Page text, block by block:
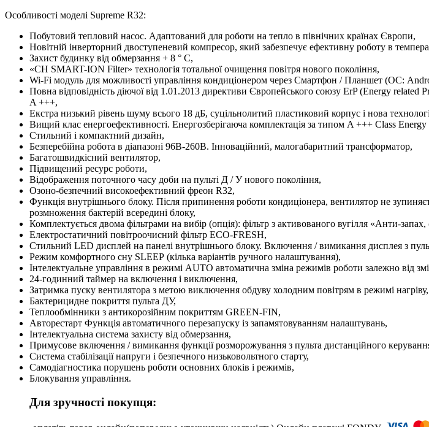
Особливості моделі Supreme R32:
Побутовий тепловий насос. Адаптований для роботи на тепло в північних країнах Європи,
Новітній інверторний двоступеневий компресор, який забезпечує ефективну роботу в
Захист будинку від обмерзання + 8 ° C,
«CH SMART-ION Filter» технологія тотальної очищення повітря нового покоління,
Wi-Fi модуль для можливості управління кондиціонером через Смартфон / Планшет (ОС:
Повна відповідність діючої від 1.01.2013 директиви Європейського союзу ErP (Energy
A +++,
Екстра низький рівень шуму всього 18 дБ, суцільнолитий пластиковий корпус і нова
Вищий клас енергоефективності. Енергозберігаюча комплектація за типом A +++ Class
Стильний і компактний дизайн,
Безперебійна робота в діапазоні 96В-260В. Інноваційний, малогабаритний трансформатор,
Багатошвидкісний вентилятор,
Підвищений ресурс роботи,
Відображення поточного часу доби на пульті Д / У нового покоління,
Озоно-безпечний високоефективний фреон R32,
Функція внутрішнього блоку. Після припинення роботи кондиціонера, вентилятор не
розмноження бактерій всередині блоку,
Комплектується двома фільтрами на вибір (опція): фільтр з активованого вугілля «Анти-
Електростатичний повітроочисний фільтр ЕСО-FRESH,
Стильний LED дисплей на панелі внутрішнього блоку. Включення / вимикання дисплея з
Режим комфортного сну SLЕЕР (кілька варіантів ручного налаштування),
Інтелектуальне управління в режимі AUTO автоматична зміна режимів роботи залежно від
24-годинний таймер на включення і виключення,
Затримка пуску вентилятора з метою виключення обдуву холодним повітрям в режимі нагріву,
Бактерицидне покриття пульта ДУ,
Теплообмінники з антикорозійним покриттям GREEN-FIN,
Авторестарт Функція автоматичного перезапуску із запамятовуванням налаштувань,
Інтелектуальна система захисту від обмерзання,
Примусове включення / вимикання функції розморожування з пульта дистанційного
Система стабілізації напруги і безпечного низьковольтного старту,
Самодіагностика порушень роботи основних блоків і режимів,
Блокування управління.
Для зручності покупця: